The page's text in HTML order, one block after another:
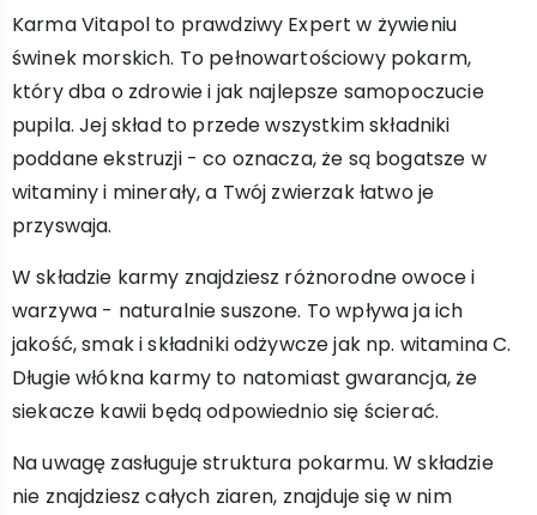
Karma Vitapol to prawdziwy Expert w żywieniu
świnek morskich. To pełnowartościowy pokarm,
który dba o zdrowie i jak najlepsze samopoczucie
pupila. Jej skład to przede wszystkim składniki
poddane ekstruzji - co oznacza, że są bogatsze w
witaminy i minerały, a Twój zwierzak łatwo je
przyswaja.
W składzie karmy znajdziesz różnorodne owoce i
warzywa - naturalnie suszone. To wpływa ja ich
jakość, smak i składniki odżywcze jak np. witamina C.
Długie włókna karmy to natomiast gwarancja, że
siekacze kawii będą odpowiednio się ścierać.
Na uwagę zasługuje struktura pokarmu. W składzie
nie znajdziesz całych ziaren, znajduje się w nim